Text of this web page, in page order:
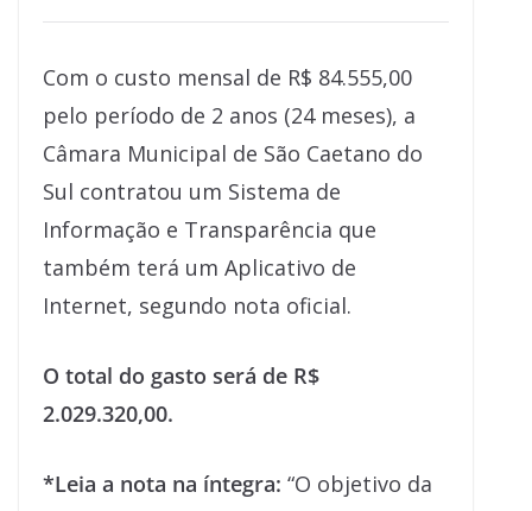
Com o custo mensal de R$ 84.555,00
pelo período de 2 anos (24 meses), a
Câmara Municipal de São Caetano do
Sul contratou um Sistema de
Informação e Transparência que
também terá um Aplicativo de
Internet, segundo nota oficial.
O total do gasto será de R$
2.029.320,00.
*Leia a nota na íntegra: “O objetivo da